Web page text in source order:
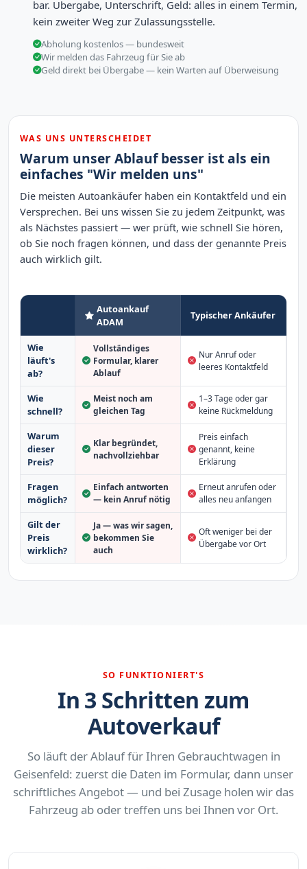
bar. Übergabe, Unterschrift, Geld: alles in einem Termin,
kein zweiter Weg zur Zulassungsstelle.
Abholung kostenlos — bundesweit
Wir melden das Fahrzeug für Sie ab
Geld direkt bei Übergabe — kein Warten auf Überweisung
WAS UNS UNTERSCHEIDET
Warum unser Ablauf besser ist als ein
einfaches "Wir melden uns"
Die meisten Autoankäufer haben ein Kontaktfeld und ein
Versprechen. Bei uns wissen Sie zu jedem Zeitpunkt, was
als Nächstes passiert — wer prüft, wie schnell Sie hören,
ob Sie noch fragen können, und dass der genannte Preis
auch wirklich gilt.
Autoankauf
ADAM
Typischer Ankäufer
Wie
läuft's
ab?
Vollständiges
Formular, klarer
Ablauf
Nur Anruf oder
leeres Kontaktfeld
Wie
schnell?
Meist noch am
gleichen Tag
1–3 Tage oder gar
keine Rückmeldung
Warum
dieser
Preis?
Klar begründet,
nachvollziehbar
Preis einfach
genannt, keine
Erklärung
Fragen
möglich?
Einfach antworten
— kein Anruf nötig
Erneut anrufen oder
alles neu anfangen
Gilt der
Preis
wirklich?
Ja — was wir sagen,
bekommen Sie
auch
Oft weniger bei der
Übergabe vor Ort
SO FUNKTIONIERT'S
In 3 Schritten zum
Autoverkauf
So läuft der Ablauf für Ihren Gebrauchtwagen in
Geisenfeld: zuerst die Daten im Formular, dann unser
schriftliches Angebot — und bei Zusage holen wir das
Fahrzeug ab oder treffen uns bei Ihnen vor Ort.